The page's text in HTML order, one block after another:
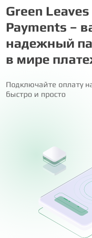
Green Leaves
Payments –
надежный
в мире
Подключайте оплату
быстро и просто